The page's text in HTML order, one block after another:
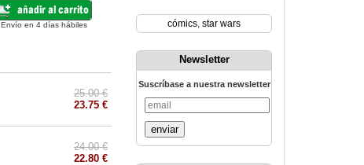
Envío en 4 días hábiles
25.00 €
23.75 €
24.00 €
22.80 €
cómics, star wars
Newsletter
Suscríbase a nuestra newsletter
enviar